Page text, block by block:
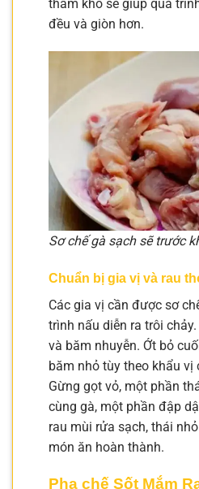
thấm khô sẽ giúp quá
đều và giòn hơn.
Sơ chế gà sạch sẽ trước
Chuẩn bị gia vị và rau
Các gia vị cần được sơ
trình nấu diễn ra trôi
và băm nhuyễn. Ớt bỏ
băm nhỏ tùy theo khẩu vị
Gừng gọt vỏ, một phần
cùng gà, một phần đập
rau mùi rửa sạch, thái
món ăn hoàn thành.
Pha chế Sốt Mắm